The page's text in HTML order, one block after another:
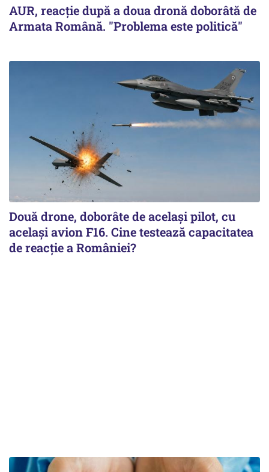
AUR, reacţie după a doua dronă doborâtă de
Armata Română. "Problema este politică"
Două drone, doborâte de acelaşi pilot, cu
acelaşi avion F16. Cine testează capacitatea
de reacţie a României?